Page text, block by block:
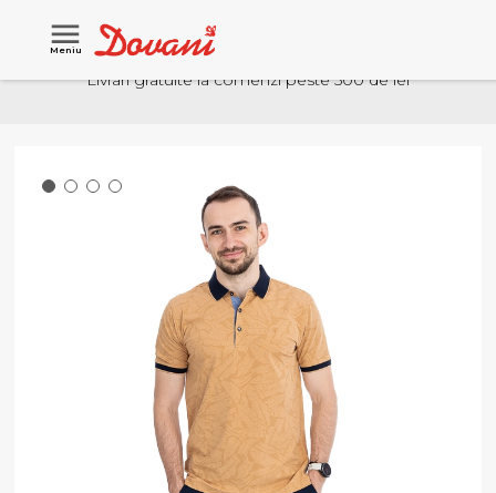
Meniu
Livrari gratuite la comenzi peste 500 de lei